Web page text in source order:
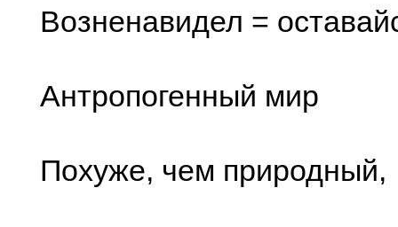
Возненавидел =
Антропогенный мир
Похуже, чем природный,